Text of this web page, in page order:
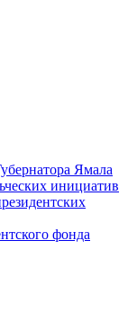
Ямала
инициатив
фонда